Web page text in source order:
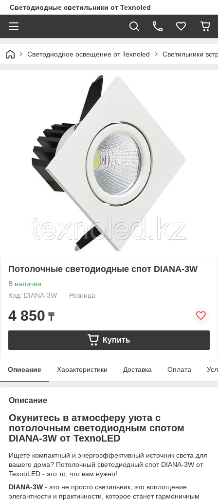
Светодиодные светильники от Texnoled
Светодиодное освещение от Texnoled Светильники
Потолочные светодиодные спот DIANA-3W
В наличии
Код: DIANA-3W
Розница
4 850 ₸
Купить
Описание Характеристики Доставка Оплата
Описание
Окунитесь в атмосферу уюта с
потолочным светодиодным спотом
DIANA-3W от TexnoLED
Ищете компактный и энергоэффективный источник света для
вашего дома? Потолочный светодиодный спот DIANA-3W от
TexnoLED - это то, что вам нужно!
DIANA-3W - это не просто светильник, это воплощение
элегантности и практичности, которое станет гармоничным